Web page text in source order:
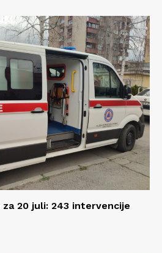
20 juli: 243 intervencije